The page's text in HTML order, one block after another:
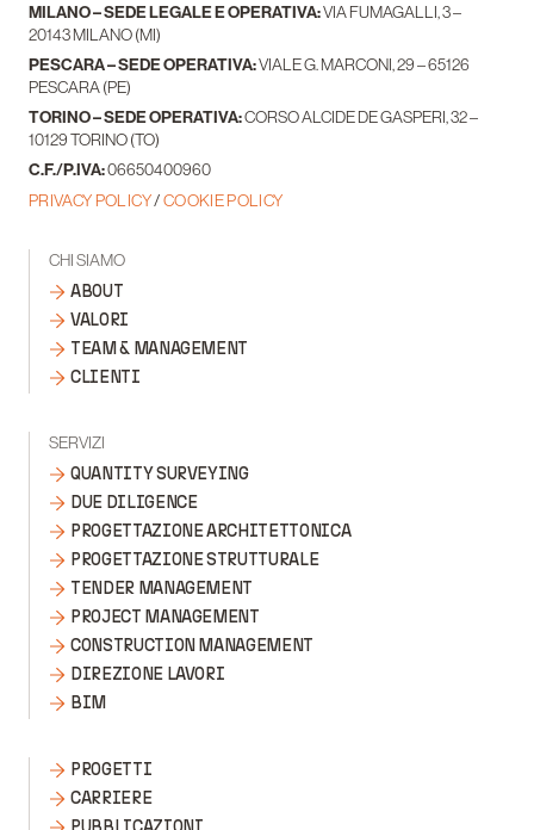
MILANO – SEDE LEGALE E OPERATIVA:VIA FUMAGALLI, 3 –
20143 MILANO (MI)
PESCARA – SEDE OPERATIVA:VIALE G. MARCONI, 29 – 65126
PESCARA (PE)
TORINO – SEDE OPERATIVA:CORSO ALCIDE DE GASPERI, 32 –
10129 TORINO (TO)
C.F./P.IVA:06650400960
PRIVACY POLICY/COOKIE POLICY
CHI SIAMO
ABOUT
VALORI
TEAM & MANAGEMENT
CLIENTI
SERVIZI
QUANTITY SURVEYING
DUE DILIGENCE
PROGETTAZIONE ARCHITETTONICA
PROGETTAZIONE STRUTTURALE
TENDER MANAGEMENT
PROJECT MANAGEMENT
CONSTRUCTION MANAGEMENT
DIREZIONE LAVORI
BIM
PROGETTI
CARRIERE